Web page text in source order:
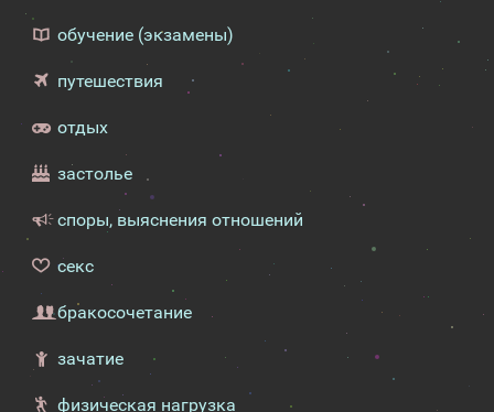
обучение (экзамены)
путешествия
отдых
застолье
споры, выяснения отношений
секс
бракосочетание
зачатие
физическая нагрузка